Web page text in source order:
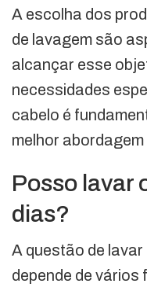
A escolha dos
de lavagem são
alcançar esse
necessidades
cabelo é
melhor
Posso lavar
dias?
A questão de
depende de vários